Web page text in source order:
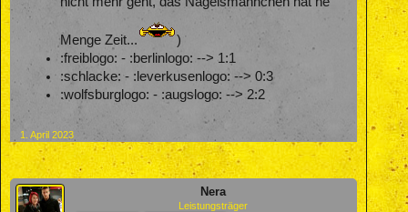
Menge Zeit...
)
:freiblogo: - :berlinlogo: --> 1:1
:schlacke: - :leverkusenlogo: --> 0:3
:wolfsburglogo: - :augslogo: --> 2:2
1. April 2023
Nera
Leistungsträger